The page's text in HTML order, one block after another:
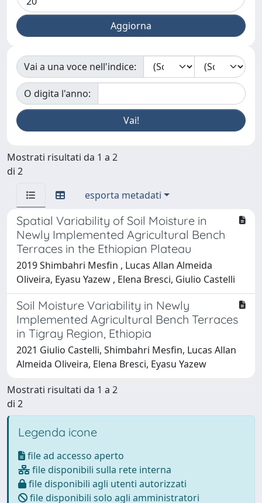
Vai a una voce nell'indice:
O digita l'anno:
Mostrati risultati da 1 a 2
di 2
esporta metadati
Spatial Variability of Soil Moisture in
Newly Implemented Agricultural Bench
Terraces in the Ethiopian Plateau
2019 Shimbahri Mesfin , Lucas Allan Almeida
Oliveira, Eyasu Yazew , Elena Bresci, Giulio Castelli
Soil Moisture Variability in Newly
Implemented Agricultural Bench Terraces
in Tigray Region, Ethiopia
2021 Giulio Castelli, Shimbahri Mesfin, Lucas Allan
Almeida Oliveira, Elena Bresci, Eyasu Yazew
Mostrati risultati da 1 a 2
di 2
Legenda icone
file ad accesso aperto
file disponibili sulla rete interna
file disponibili agli utenti autorizzati
file disponibili solo agli amministratori